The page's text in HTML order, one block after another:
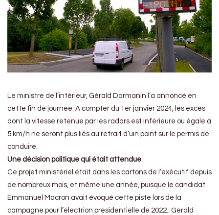
Le ministre de l’intérieur, Gérald Darmanin l’a annoncé en
cette fin de journée. A compter du 1er janvier 2024, les excès
dont la vitesse retenue par les radars est inférieure ou égale à
5 km/h ne seront plus liés au retrait d’uin point sur le permis de
conduire.
Une décision politique qui était attendue
Ce projet ministériel était dans les cartons de l’exécutif depuis
de nombreux mois, et même une année, puisque le candidat
Emmanuel Macron avait évoqué cette piste lors de la
campagne pour l’électrion présidentielle de 2022.. Gérald